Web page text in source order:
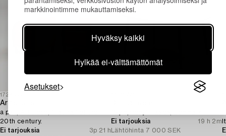
markkinointimme mukauttamiseksi.
Hyväksy kaikki
Hylkää ei-välttämättömät
Asetukset
1724555
Armchairs,
a pair, Art Deco, first half of the
20th century.
Ei tarjouksia
3p 21 h
Ei tarjouksia
19 h 2m
Lähtöhinta 7 000 SEK